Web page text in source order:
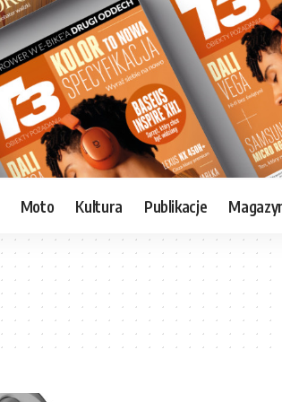
Moto Kultura Publikacje